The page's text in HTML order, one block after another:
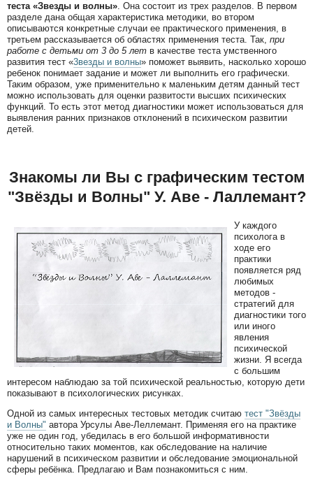
теста «Звезды и волны». Она состоит из трех разделов. В первом
разделе дана общая характеристика методики, во втором
описываются конкретные случаи ее практического применения, в
третьем рассказывается об областях применения теста. Так, при
работе с детьми от 3 до 5 лет в качестве теста умственного
развития тест «3везды и волны» поможет выявить, насколько хорошо
ребенок понимает задание и может ли выполнить его графически.
Таким образом, уже применительно к маленьким детям данный тест
можно использовать для оценки развитости высших психических
функций. То есть этот метод диагностики может использоваться для
выявления ранних признаков отклонений в психическом развитии
детей.
Знакомы ли Вы с графическим тестом
"Звёзды и Волны" У. Аве - Лаллемант?
У каждого
психолога в
ходе его
практики
появляется ряд
любимых
методов -
стратегий для
диагностики того
или иного
явления
психической
жизни. Я всегда
с большим
интересом наблюдаю за той психической реальностью, которую дети
показывают в психологических рисунках.
Одной из самых интересных тестовых методик считаю тест "Звёзды
и Волны" автора Урсулы Аве-Леллемант. Применяя его на практике
уже не один год, убедилась в его большой информативности
относительно таких моментов, как обследование на наличие
нарушений в психическом развитии и обследование эмоциональной
сферы ребёнка. Предлагаю и Вам познакомиться с ним.